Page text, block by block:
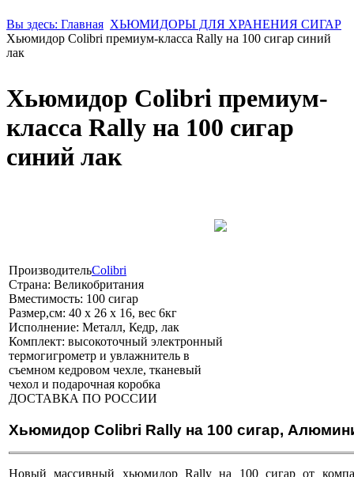
Вы здесь: Главная ХЬЮМИДОРЫ ДЛЯ ХРАНЕНИЯ СИГАР
Хьюмидор Colibri премиум-класса Rally на 100 сигар синий
лак
Хьюмидор Colibri премиум-
класса Rally на 100 сигар
синий лак
ПроизводительColibri
Страна: Великобритания
Вместимость: 100 сигар
Размер,см: 40 х 26 х 16, вес 6кг
Исполнение: Металл, Кедр, лак
Комплект: высокоточный электронный
термогигрометр и увлажнитель в
съемном кедровом чехле, тканевый
чехол и подарочная коробка
ДОСТАВКА ПО РОССИИ
Хьюмидор Colibri Rally на 100 сигар,
Новый массивный хьюмидор Rally на 100 сигар от